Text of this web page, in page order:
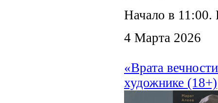
Начало в 11:00.
4 Марта 2026
«Врата
художнике (18+)